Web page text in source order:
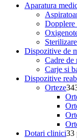
Aparatura
Dopplere
Sterilizare
Dispozitive de
Cadre de
Carje si
Dispozitive
Orteze34
Dotari clinici33